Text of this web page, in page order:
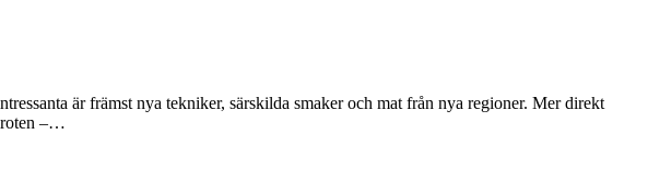
är främst nya tekniker, särskilda smaker och mat från nya regioner. Mer direkt
–…